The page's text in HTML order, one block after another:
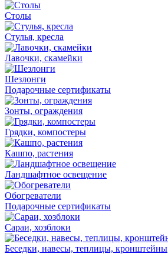
Столы
Стулья, кресла
Лавочки, скамейки
Шезлонги
Подарочные сертификаты
Зонты, ограждения
Грядки, компостеры
Кашпо, растения
Ландшафтное освещение
Обогреватели
Подарочные сертификаты
Сараи, хозблоки
Беседки, навесы, теплицы, кронштейны